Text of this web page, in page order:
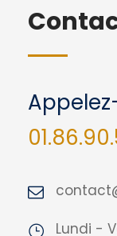
Lundi -